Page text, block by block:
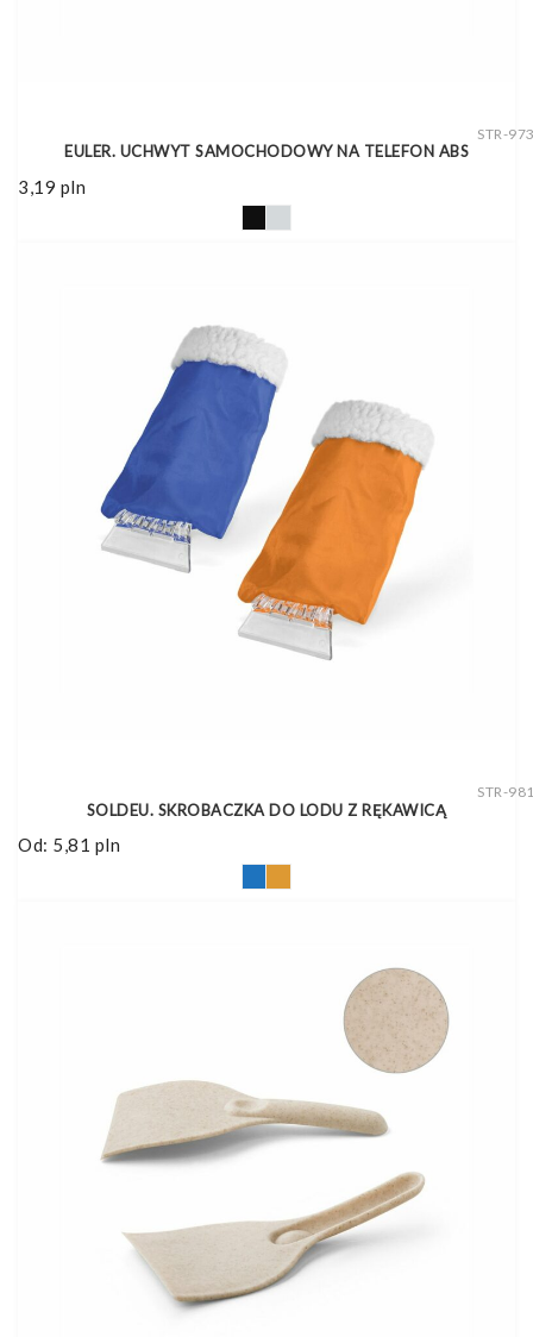
STR-
EULER. UCHWYT SAMOCHODOWY NA TELEFON ABS
3,19 pln
STR-
SOLDEU. SKROBACZKA DO LODU Z RĘKAWICĄ
Od: 5,81 pln